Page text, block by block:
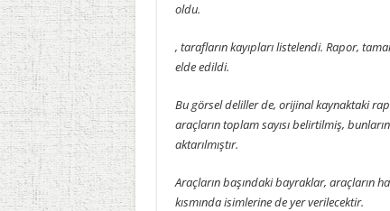
oldu.
, tarafların kayıpları listelendi. Rapor,
elde edildi.
Bu görsel deliller de, orijinal kaynaktaki
araçların toplam sayısı belirtilmiş,
aktarılmıştır.
Araçların başındaki bayraklar, araçların
kısmında isimlerine de yer verilecektir.